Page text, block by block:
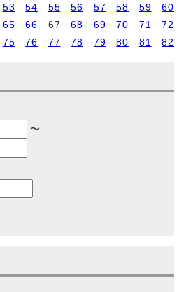
53 54 55 56 57 58 59
60
65 66 67 68 69 70 71
72
75 76 77 78 79 80 81 82
〜